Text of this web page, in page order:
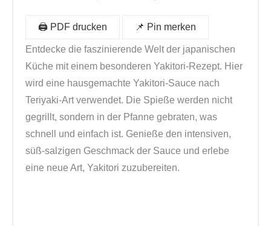
🖨️ PDF drucken 📌 Pin merken
Entdecke die faszinierende Welt der japanischen
Küche mit einem besonderen Yakitori-Rezept. Hier
wird eine hausgemachte Yakitori-Sauce nach
Teriyaki-Art verwendet. Die Spieße werden nicht
gegrillt, sondern in der Pfanne gebraten, was
schnell und einfach ist. Genieße den intensiven,
süß-salzigen Geschmack der Sauce und erlebe
eine neue Art, Yakitori zuzubereiten.